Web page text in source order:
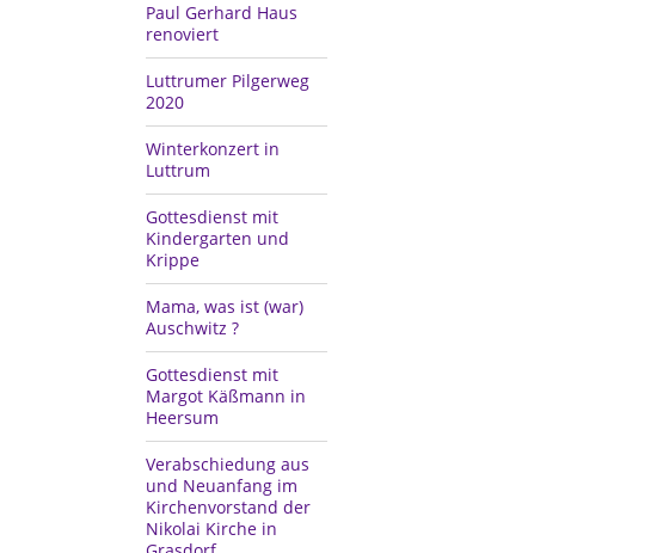
Paul Gerhard Haus
renoviert
Luttrumer Pilgerweg
2020
Winterkonzert in
Luttrum
Gottesdienst mit
Kindergarten und
Krippe
Mama, was ist (war)
Auschwitz ?
Gottesdienst mit
Margot Käßmann in
Heersum
Verabschiedung aus
und Neuanfang im
Kirchenvorstand der
Nikolai Kirche in